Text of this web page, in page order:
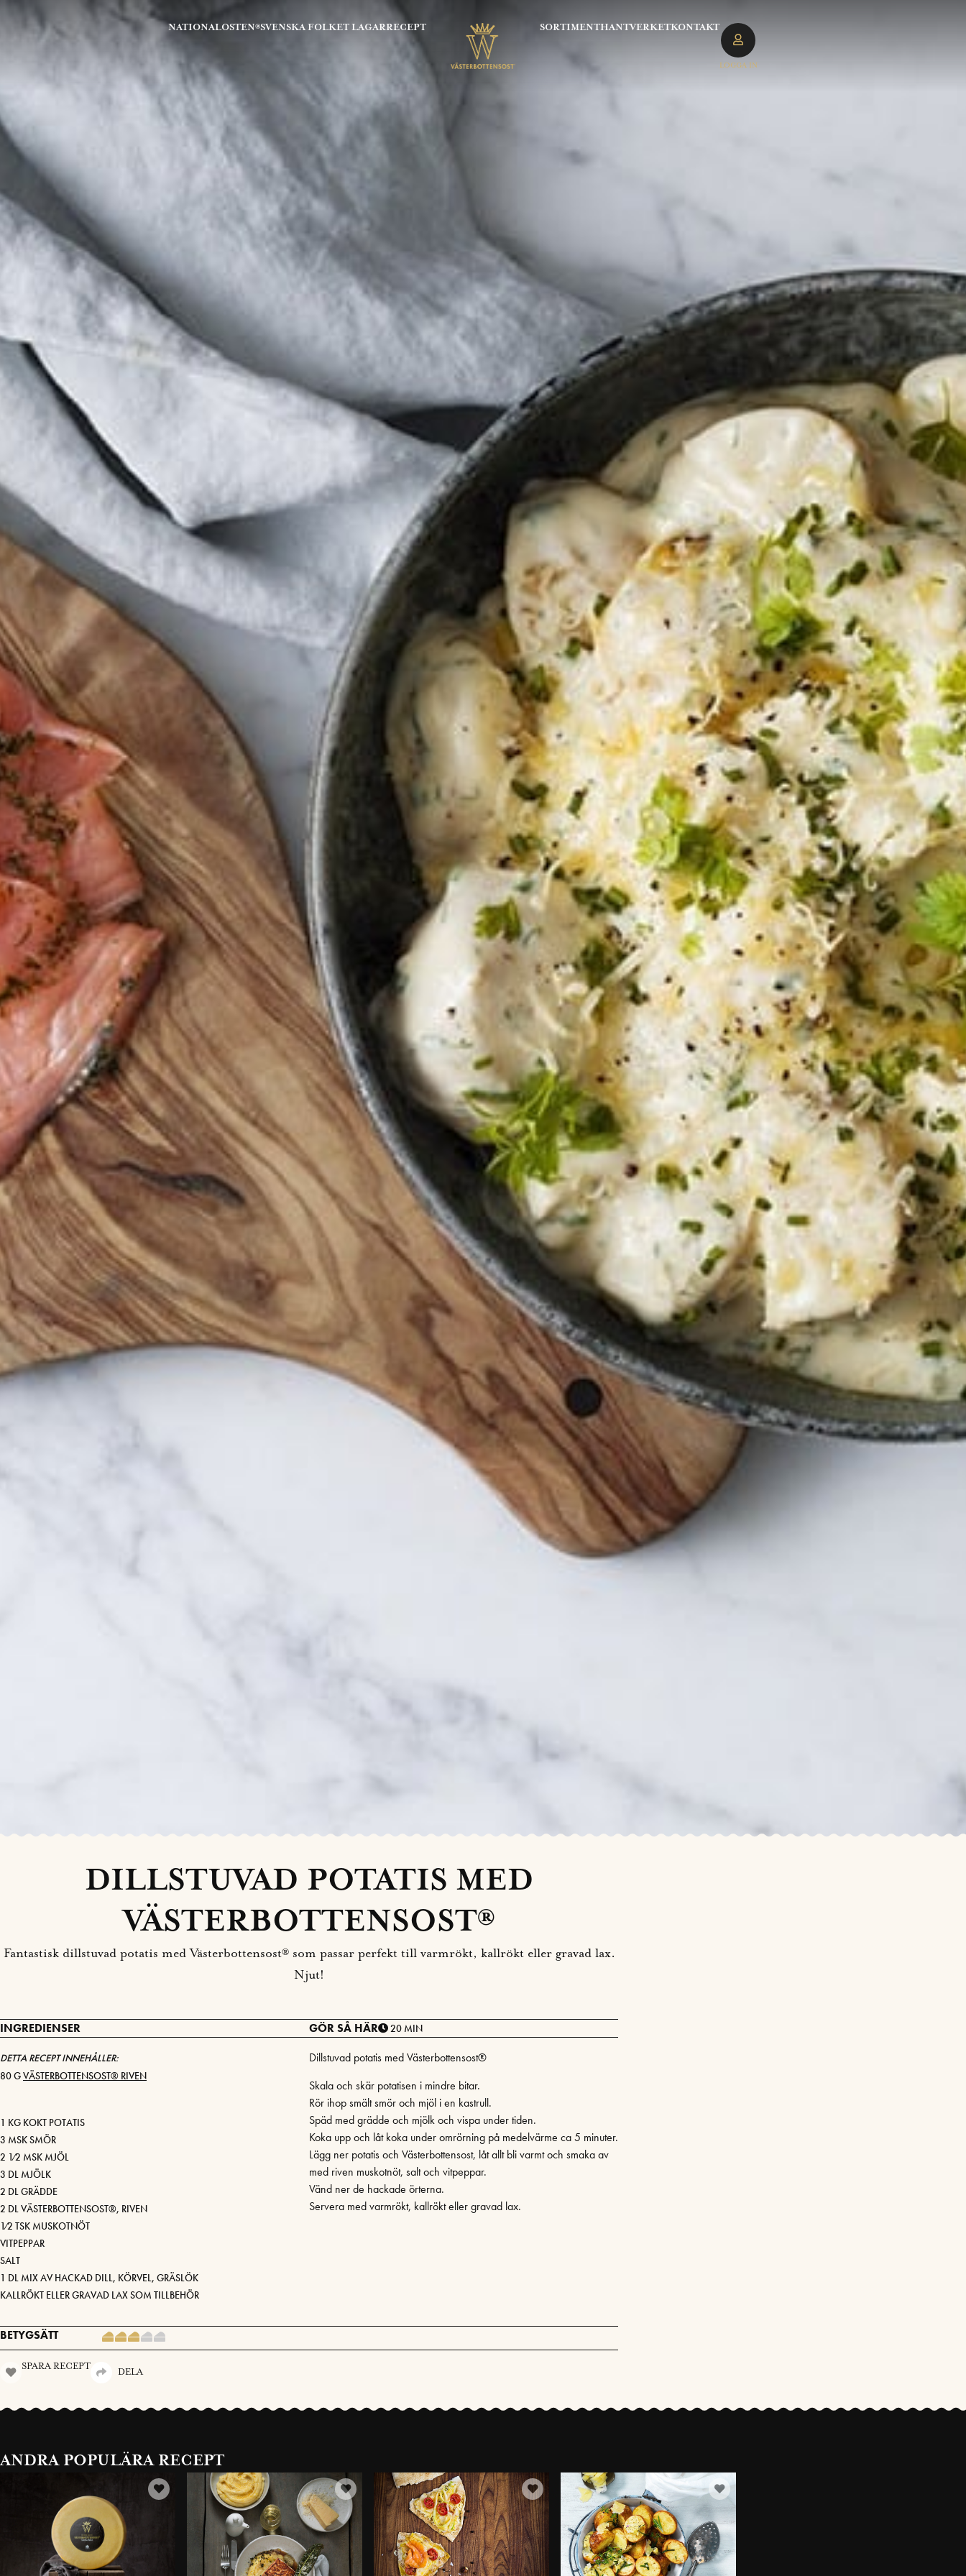
RECEPT
SVENSKA FOLKET LAGAR
NATIONALOSTEN® SORTIMENTHANTVERKETKONTAKT
LOGGA IN
DILLSTUVAD POTATIS MED
VÄSTERBOTTENSOST®
Fantastisk dillstuvad potatis med Västerbottensost® som passar perfekt till varmrökt, kallrökt eller gravad lax.
Njut!
INGREDIENSER
DETTA RECEPT INNEHÅLLER:
80 GVÄSTERBOTTENSOST® RIVEN
1 KG KOKT POTATIS
3 MSK SMÖR
2 1⁄2 MSK MJÖL
3 DL MJÖLK
2 DL GRÄDDE
2 DL VÄSTERBOTTENSOST®, RIVEN
1⁄2 TSK MUSKOTNÖT
VITPEPPAR
SALT
1 DL MIX AV HACKAD DILL, KÖRVEL, GRÄSLÖK
KALLRÖKT ELLER GRAVAD LAX SOM TILLBEHÖR
GÖR SÅ HÄR 20 MIN
Dillstuvad potatis med Västerbottensost®
Skala och skär potatisen i mindre bitar.
Rör ihop smält smör och mjöl i en kastrull.
Späd med grädde och mjölk och vispa under tiden.
Koka upp och låt koka under omrörning på medelvärme ca 5 minuter.
Lägg ner potatis och Västerbottensost, låt allt bli varmt och smaka av
med riven muskotnöt, salt och vitpeppar.
Vänd ner de hackade örterna.
Servera med varmrökt, kallrökt eller gravad lax.
BETYGSÄTT
SPARA RECEPT
DELA
ANDRA POPULÄRA RECEPT